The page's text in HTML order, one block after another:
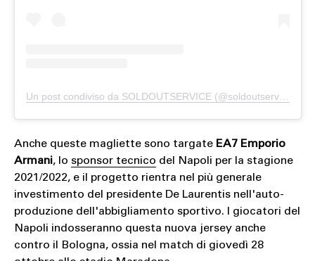
Un post condiviso da SOLDOUTSERVICE (@soldoutserviceitaly)
Anche queste magliette sono targateEA7 Emporio
Armani, lo sponsor tecnico del Napoli per la stagione
2021/2022, e il progetto rientra nel più generale
investimento del presidente De Laurentis nell'auto-
produzione dell'abbigliamento sportivo. I giocatori del
Napoli indosseranno questa nuova jersey anche
contro il Bologna, ossia nel match di giovedì 28